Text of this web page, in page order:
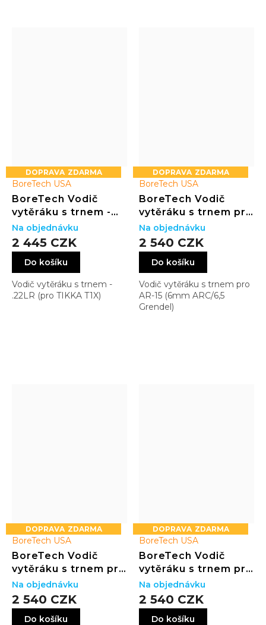
ZDARMA
BoreTech USA
BoreTech Vodič
vytěráku s trnem -
.22LR (pro TIKKA
T1X)
2 445 CZK
Do košíku
Vodič vytěráku s trnem -
.22LR (pro TIKKA T1X)
Na objednávku
ZDARMA
BoreTech USA
BoreTech Vodič
vytěráku s trnem pro
AR-15 (6mm ARC/6,5
Grendel)
2 540 CZK
Do košíku
Vodič vytěráku s trnem pro
AR-15 (6mm ARC/6,5
Grendel)
Na objednávku
ZDARMA
BoreTech USA
BoreTech Vodič
vytěráku s trnem pro
AR-15 (300 Blackout)
2 540 CZK
Do košíku
Na objednávku
ZDARMA
BoreTech USA
BoreTech Vodič
vytěráku s trnem pro
AR-15 (9mm PCC)
2 540 CZK
Do košíku
Na objednávku